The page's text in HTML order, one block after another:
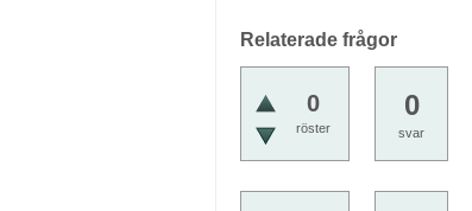
Relaterade frågor
0
röster
0
svar